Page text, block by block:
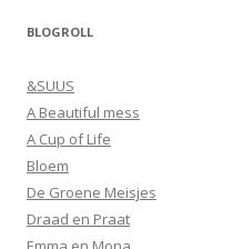
BLOGROLL
&SUUS
A Beautiful mess
A Cup of Life
Bloem
De Groene Meisjes
Draad en Praat